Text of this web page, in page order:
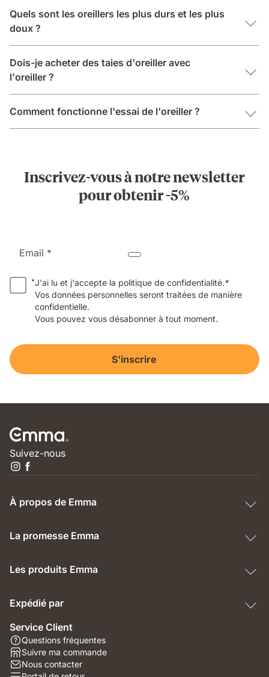
Quels sont les oreillers les plus durs et les plus
doux ?
Dois-je acheter des taies d'oreiller avec
l'oreiller ?
Comment fonctionne l'essai de l'oreiller ?
Inscrivez-vous à notre newsletter
pour obtenir -5%
Email *
*J'ai lu et j'accepte la politique de confidentialité.*
Vos données personnelles seront traitées de manière
confidentielle.
Vous pouvez vous désabonner à tout moment.
S'inscrire
Suivez-nous
À propos de Emma
La promesse Emma
Les produits Emma
Expédié par
Service Client
Questions fréquentes
Suivre ma commande
Nous contacter